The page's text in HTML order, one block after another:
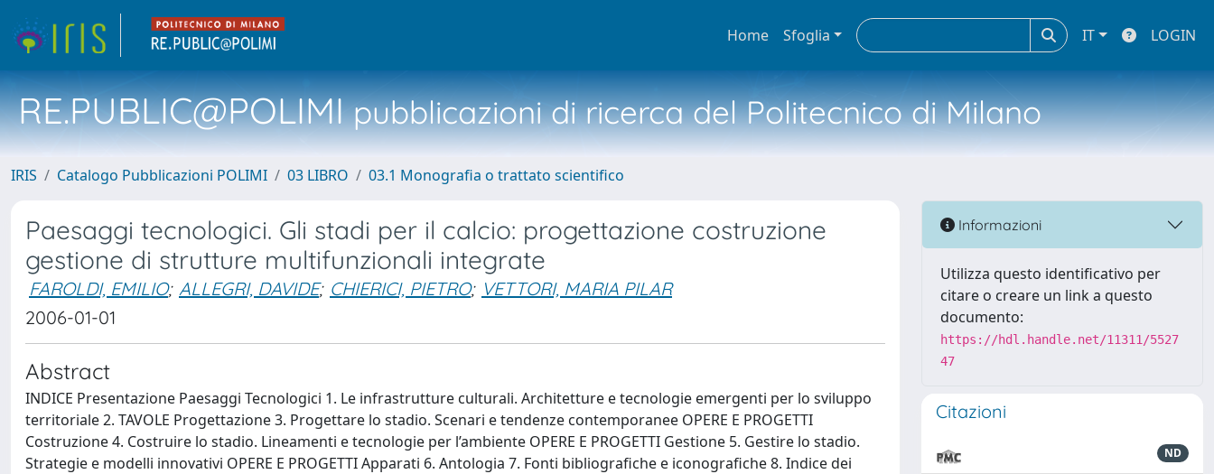
Home Sfoglia IT LOGIN
RE.PUBLIC@POLIMIpubblicazioni di ricerca del Politecnico di Milano
IRIS Catalogo Pubblicazioni POLIMI 03 LIBRO 03.1 Monografia o trattato scientifico
Paesaggi tecnologici. Gli stadi per il calcio: progettazione costruzione
gestione di strutture multifunzionali integrate
FAROLDI, EMILIO; ALLEGRI, DAVIDE; CHIERICI, PIETRO; VETTORI, MARIA PILAR
2006-01-01
Abstract
INDICE Presentazione Paesaggi Tecnologici 1. Le infrastrutture culturali. Architetture e tecnologie emergenti per lo sviluppo
territoriale 2. TAVOLE Progettazione 3. Progettare lo stadio. Scenari e tendenze contemporanee OPERE E PROGETTI
Costruzione 4. Costruire lo stadio. Lineamenti e tecnologie per l’ambiente OPERE E PROGETTI Gestione 5. Gestire lo stadio.
Strategie e modelli innovativi OPERE E PROGETTI Apparati 6. Antologia 7. Fonti bibliografiche e iconografiche 8. Indice dei
Informazioni
Utilizza questo identificativo per
citare o creare un link a questo
documento:
https://hdl.handle.net/11311/5527
47
Citazioni
ND